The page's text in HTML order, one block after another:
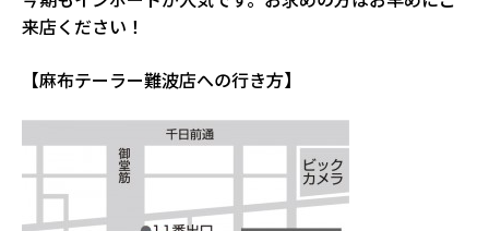
来店ください！
【麻布テーラー難波店への行き方】